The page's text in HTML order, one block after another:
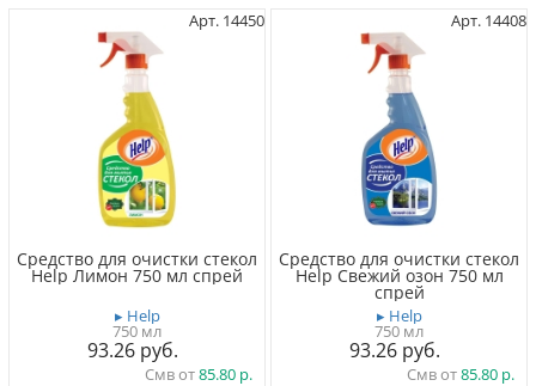
Арт. 14450
Средство для очистки cтекол
Help Лимон 750 мл спрей
▸ Help
750 мл
93.26
Смв от85.80
Арт. 14408
Средство для очистки cтекол
Help Свежий озон 750 мл
спрей
▸ Help
750 мл
93.26
Смв от85.80